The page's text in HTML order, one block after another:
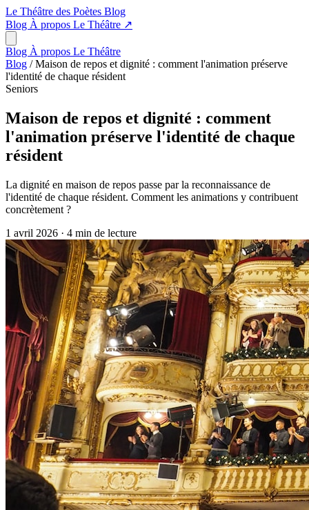
Le Théâtre des Poètes Blog
Blog À propos Le Théâtre ↗
Blog À propos Le Théâtre
Blog / Maison de repos et dignité : comment l'animation préserve
l'identité de chaque résident
Seniors
Maison de repos et dignité : comment
l'animation préserve l'identité de chaque
résident
La dignité en maison de repos passe par la reconnaissance de
l'identité de chaque résident. Comment les animations y contribuent
concrètement ?
1 avril 2026 · 4 min de lecture